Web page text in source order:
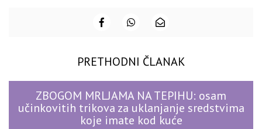
PRETHODNI ČLANAK
ZBOGOM MRLJAMA NA TEPIHU: osam
učinkovitih trikova za uklanjanje sredstvima
koje imate kod kuće